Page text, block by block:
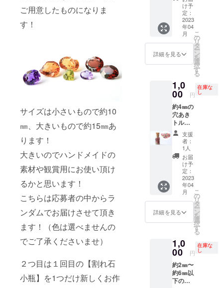
ご用意したものになりま
す！
サイズは小さいもので約10
㎜、大きいもので約15㎜あ
ります！
大きいのでハンドメイドの
素材や観賞用にお使い頂け
るかと思います！
こちらは応募者の中からラ
ンダムでお届けさせて頂き
ます！（色は選べませんの
でご了承くださいませ）
２つ目は１回目の【割れ石
小瓶】を1つだけ新しくお作
ます。
※宝石の
サイ
ズ、
数、種
類はバ
ランス
おりま
す。
ツ・ア
クアマ
リン・
ペリ
ドッ
ト・ブ
ルート
ン・オ
パール
欠け、
傷、色
が薄
い、内
包物有
りなど
の宝石
になり
ます。
※宝石の
サイズ
や数は
バラン
スを考
ます。
す。 鑑
別の練
習や、
種類が
わから
なくて
も綺麗
な石が
ススメ
です。
※ランダ
ムで10
㎜以上
の大き
い石が
入る場
合もあ
りま
す。 ※
合成
石、人
造石、
模造石
が含ま
れま
のある
石で
石のサ
イズや
数はバ
け予
定：
2023
年04
月
詳細を見る
こ
の
リ
タ
ー
ン
を
選
択
す
る
1,0
00 円
在庫な
し
約4㎜の
穴あき
トルマ
リン
ビーズ
が小瓶
いっぱ
いに
入って
おりま
す。 写
真の石
が入っ
ていま
す。 ハ
パーツ
にお使
いいた
だけれ
ばと思
いま
支援
者：
1人
お届
け予
定：
2023
年04
月
詳細を見る
こ
の
リ
タ
ー
ン
を
選
択
す
る
1,0
00 円
在庫な
し
約2㎜〜
約6㎜以
下の石